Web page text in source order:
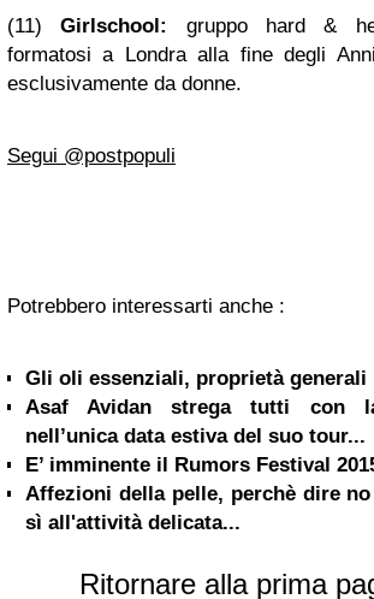
(11)Girlschool:
gruppo hard &
formatosi a Londra alla fine degli
esclusivamente da donne.
Segui @postpopuli
Potrebbero interessarti anche :
Gli oli essenziali, proprietà generali
Asaf Avidan strega tutti con
nell’unica data estiva del suo tour...
E’ imminente il Rumors Festival
Affezioni della pelle, perchè dire
sì all'attività delicata...
Ritornare alla prima